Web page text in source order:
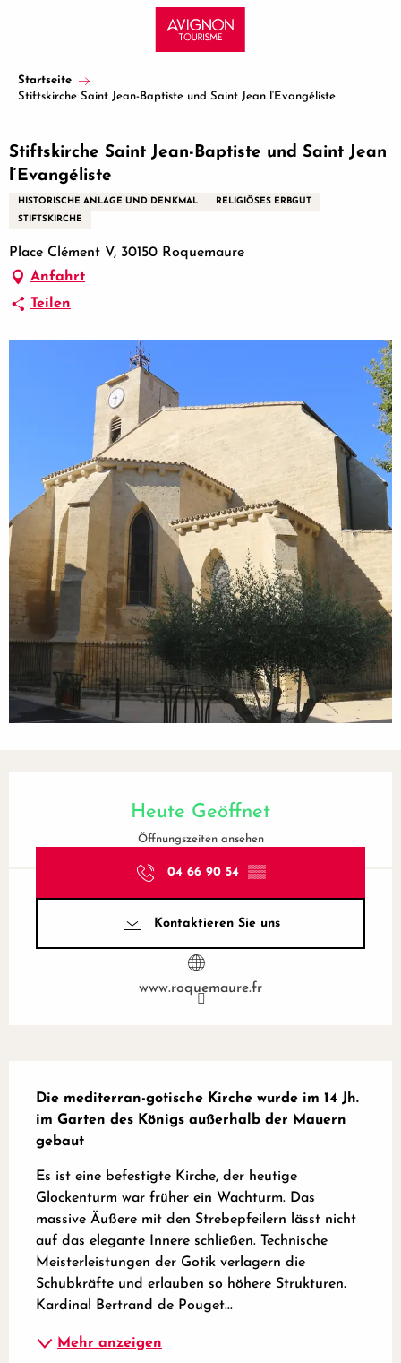
principal
Startseite
Stiftskirche Saint Jean-Baptiste und Saint Jean l‘Evangéliste
Stiftskirche Saint Jean-Baptiste und Saint Jean
l‘Evangéliste
HISTORISCHE ANLAGE UND DENKMAL
RELIGIÖSES ERBGUT
STIFTSKIRCHE
Place Clément V, 30150 Roquemaure
Anfahrt
Teilen
Heute Geöffnet
Öffnungszeiten ansehen
04 66 90 54 ▒▒
Kontaktieren Sie uns
www.roquemaure.fr
Die mediterran-gotische Kirche wurde im 14 Jh.
im Garten des Königs außerhalb der Mauern
gebaut
Es ist eine befestigte Kirche, der heutige
Glockenturm war früher ein Wachturm. Das
massive Äußere mit den Strebepfeilern lässt nicht
auf das elegante Innere schließen. Technische
Meisterleistungen der Gotik verlagern die
Schubkräfte und erlauben so höhere Strukturen.
Kardinal Bertrand de Pouget...
Mehr anzeigen